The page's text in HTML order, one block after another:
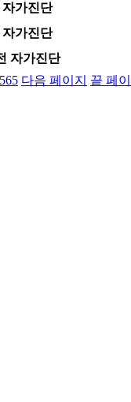
가진단
가진단
자가진단
565 다음 페이지 끝 페